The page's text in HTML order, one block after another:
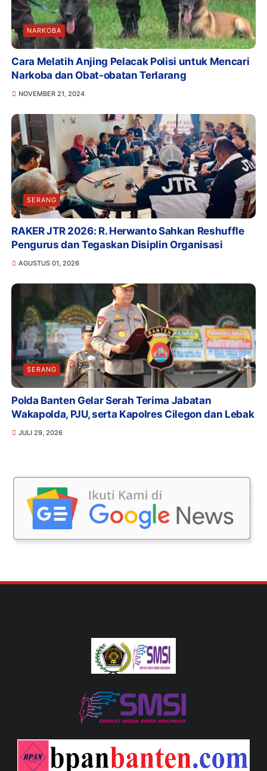
NARKOBA
Cara Melatih Anjing Pelacak Polisi untuk Mencari
Narkoba dan Obat-obatan Terlarang
NOVEMBER 21, 2024
SERANG
RAKER JTR 2026: R. Herwanto Sahkan Reshuffle
Pengurus dan Tegaskan Disiplin Organisasi
AGUSTUS 01, 2026
SERANG
Polda Banten Gelar Serah Terima Jabatan
Wakapolda, PJU, serta Kapolres Cilegon dan Lebak
JULI 29, 2026